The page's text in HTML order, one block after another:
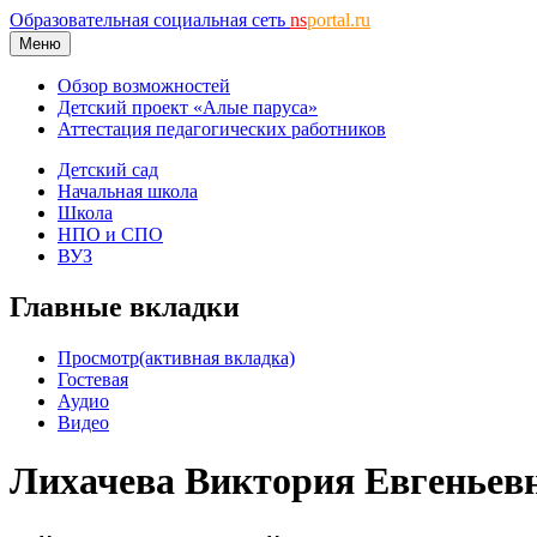
Образовательная социальная сеть nsportal.ru
Меню
Обзор возможностей
Детский проект «Алые паруса»
Аттестация педагогических работников
Детский сад
Начальная школа
Школа
НПО и СПО
ВУЗ
Главные вкладки
Просмотр(активная вкладка)
Гостевая
Аудио
Видео
Лихачева Виктория